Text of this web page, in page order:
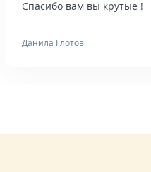
Спасибо вам вы крутые !
Данила Глотов